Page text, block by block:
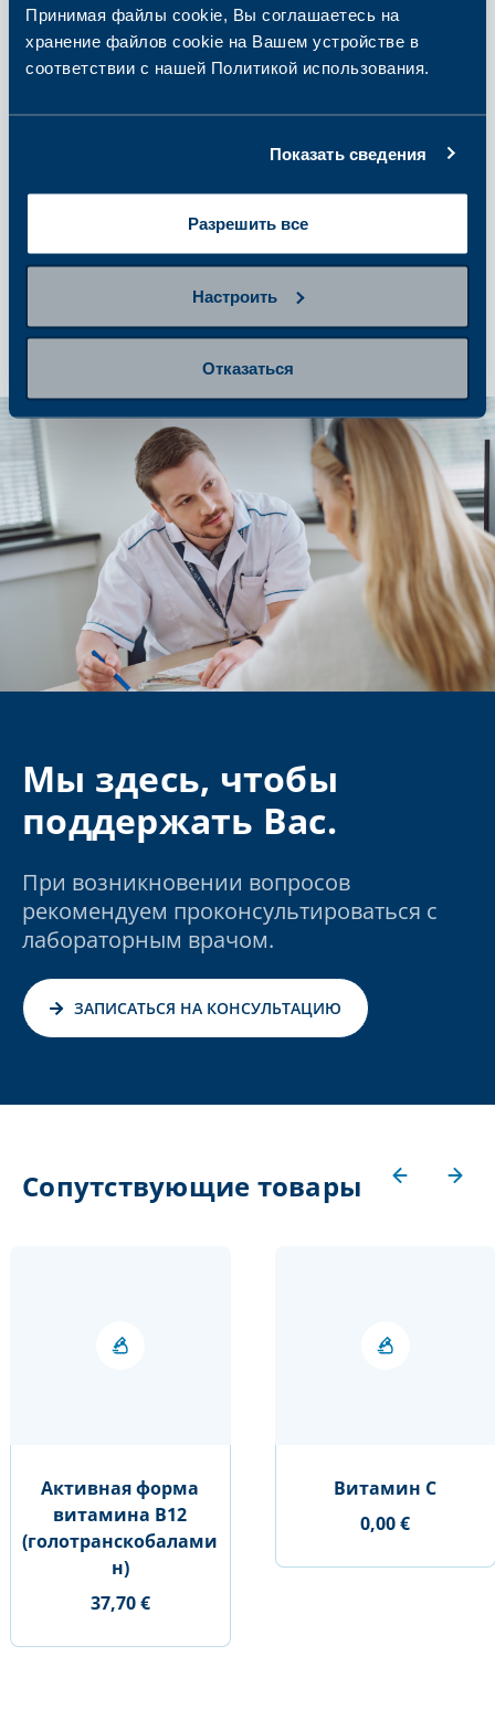
Принимая файлы cookie, Вы соглашаетесь на
хранение файлов cookie на Вашем устройстве в
соответствии с нашей Политикой использования.
Показать сведения
Разрешить все
Настроить
Отказаться
Получение результатов и
Мы здесь, чтобы
поддержать Вас.
При возникновении вопросов
рекомендуем проконсультироваться с
лабораторным врачом.
ЗАПИСАТЬСЯ НА КОНСУЛЬТАЦИЮ
Сопутствующие товары
Активная форма
витамина В12
(голотранскобалами
н)
37,70 €
Витамин С
0,00 €